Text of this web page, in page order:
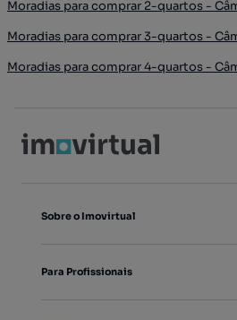
Moradias para comprar 2-quartos -
Moradias para comprar 3-quartos -
Moradias para comprar 4-quartos -
Sobre o Imovirtual
Para Profissionais